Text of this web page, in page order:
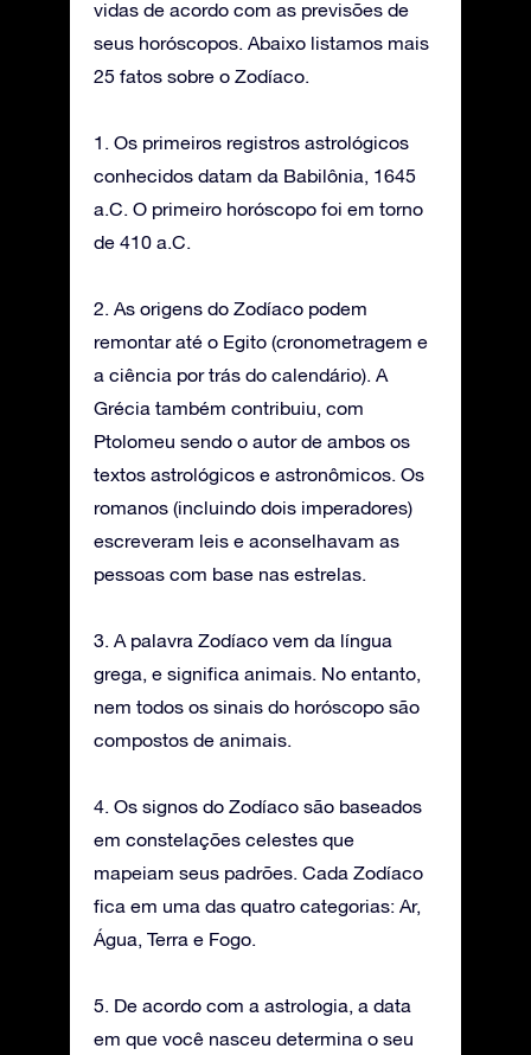
vidas de acordo com as previsões de
seus horóscopos. Abaixo listamos mais
25 fatos sobre o Zodíaco.
1. Os primeiros registros astrológicos
conhecidos datam da Babilônia, 1645
a.C. O primeiro horóscopo foi em torno
de 410 a.C.
2. As origens do Zodíaco podem
remontar até o Egito (cronometragem e
a ciência por trás do calendário). A
Grécia também contribuiu, com
Ptolomeu sendo o autor de ambos os
textos astrológicos e astronômicos. Os
romanos (incluindo dois imperadores)
escreveram leis e aconselhavam as
pessoas com base nas estrelas.
3. A palavra Zodíaco vem da língua
grega, e significa animais. No entanto,
nem todos os sinais do horóscopo são
compostos de animais.
4. Os signos do Zodíaco são baseados
em constelações celestes que
mapeiam seus padrões. Cada Zodíaco
fica em uma das quatro categorias: Ar,
Água, Terra e Fogo.
5. De acordo com a astrologia, a data
em que você nasceu determina o seu